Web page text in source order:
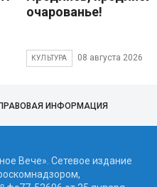
очарованье!
КУЛЬТУРА 08 августа 2026
ИНФОРМАЦИЯ
Вече». Сетевое издание